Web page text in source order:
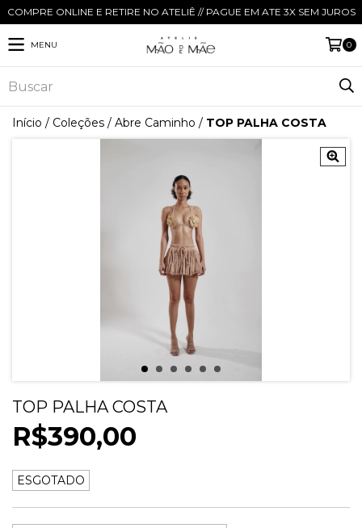
COMPRE ONLINE E RETIRE NO ATELIÊ // PAGUE EM ATE 3X SEM JUROS
MENU 0
Início / Coleções / Abre Caminho / TOP PALHA COSTA
TOP PALHA COSTA
R$390,00
ESGOTADO